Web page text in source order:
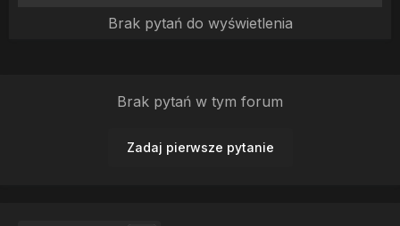
Brak pytań do wyświetlenia
Brak pytań w tym forum
Zadaj pierwsze pytanie